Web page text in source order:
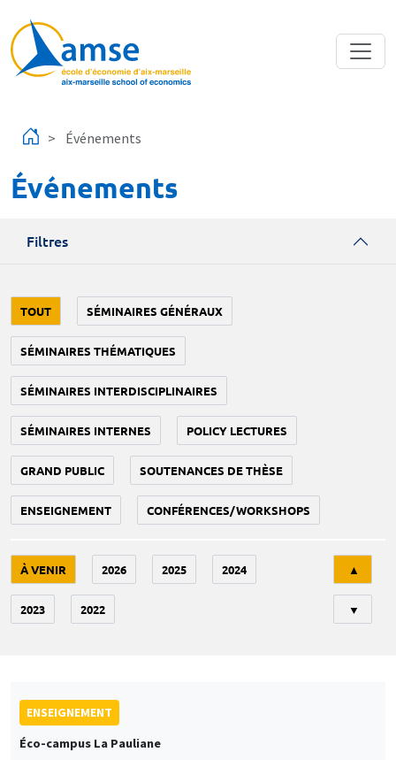
Événements
Événements
Filtres
TOUT SÉMINAIRES GÉNÉRAUX
SÉMINAIRES THÉMATIQUES
SÉMINAIRES INTERDISCIPLINAIRES
SÉMINAIRES INTERNES POLICY LECTURES
GRAND PUBLIC SOUTENANCES DE THÈSE
ENSEIGNEMENT CONFÉRENCES/WORKSHOPS
À VENIR 2026 2025 2024
2023 2022
▲
▼
ENSEIGNEMENT
Éco-campus La Pauliane